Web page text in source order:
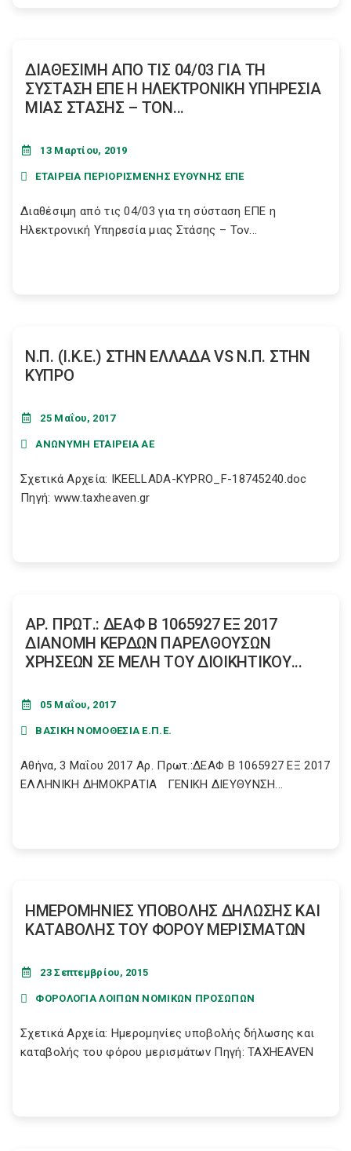
ΔΙΑΘΕΣΙΜΗ ΑΠΟ ΤΙΣ 04/03 ΓΙΑ ΤΗ
ΣΥΣΤΑΣΗ ΕΠΕ Η ΗΛΕΚΤΡΟΝΙΚΗ ΥΠΗΡΕΣΙΑ
ΜΙΑΣ ΣΤΑΣΗΣ – ΤΟΝ...
13 Μαρτίου, 2019
ΕΤΑΙΡΕΙΑ ΠΕΡΙΟΡΙΣΜΕΝΗΣ ΕΥΘΥΝΗΣ ΕΠΕ
Διαθέσιμη από τις 04/03 για τη σύσταση ΕΠΕ η
Ηλεκτρονική Υπηρεσία μιας Στάσης – Τον...
Ν.Π. (Ι.Κ.Ε.) ΣΤΗΝ ΕΛΛΑΔΑ VS Ν.Π. ΣΤΗΝ
ΚΥΠΡΟ
25 Μαΐου, 2017
ΑΝΩΝΥΜΗ ΕΤΑΙΡΕΙΑ ΑΕ
Σχετικά Αρχεία: IKEELLADA-KYPRO_F-18745240.doc
Πηγή: www.taxheaven.gr
ΑΡ. ΠΡΩΤ.: ΔΕΑΦ Β 1065927 ΕΞ 2017
ΔΙΑΝΟΜΗ ΚΕΡΔΩΝ ΠΑΡΕΛΘΟΥΣΩΝ
ΧΡΗΣΕΩΝ ΣΕ ΜΕΛΗ ΤΟΥ ΔΙΟΙΚΗΤΙΚΟΥ...
05 Μαΐου, 2017
ΒΑΣΙΚΗ ΝΟΜΟΘΕΣΙΑ Ε.Π.Ε.
Αθήνα, 3 Μαΐου 2017 Αρ. Πρωτ.:ΔΕΑΦ Β 1065927 ΕΞ 2017
ΕΛΛΗΝΙΚΗ ΔΗΜΟΚΡΑΤΙΑ ΓΕΝΙΚΗ ΔΙΕΥΘΥΝΣΗ...
ΗΜΕΡΟΜΗΝΙΕΣ ΥΠΟΒΟΛΗΣ ΔΗΛΩΣΗΣ ΚΑΙ
ΚΑΤΑΒΟΛΗΣ ΤΟΥ ΦΟΡΟΥ ΜΕΡΙΣΜΑΤΩΝ
23 Σεπτεμβρίου, 2015
ΦΟΡΟΛΟΓΙΑ ΛΟΙΠΩΝ ΝΟΜΙΚΩΝ ΠΡΟΣΩΠΩΝ
Σχετικά Αρχεία: Ημερομηνίες υποβολής δήλωσης και
καταβολής του φόρου μερισμάτων Πηγή: TAXHEAVEN